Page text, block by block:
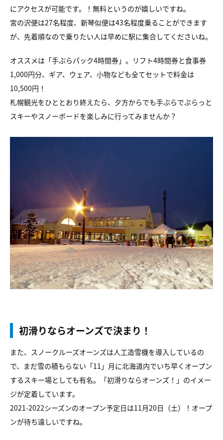
にアクセスが可能です。！無料というのが嬉しいですね。
宮の沢便は27名程度、新琴似便は43名程度乗ることができます
が、先着順なので乗りたい人は早めに駅に集合してくださいね。
オススメは「手ぶらパック4時間券」。リフト4時間券と食事券
1,000円分、ギア、ウェア、小物なども全てセットで料金は
10,500円！
札幌観光をひととおり終えたら、夕方からでも手ぶらでぷらっと
スキーやスノーボードを楽しみに行ってみませんか？
初滑りならオーンズで決まり！
また、スノークルーズオーンズは人工造雪機を導入しているの
で、まだ雪の積もらない「11」月に北海道内でいち早くオープン
するスキー場としても有名。「初滑りならオーンズ！」のイメー
ジが定着しています。
2021-2022シーズンのオープン予定日は11月20日（土）！オープ
ンが待ち遠しいですね。